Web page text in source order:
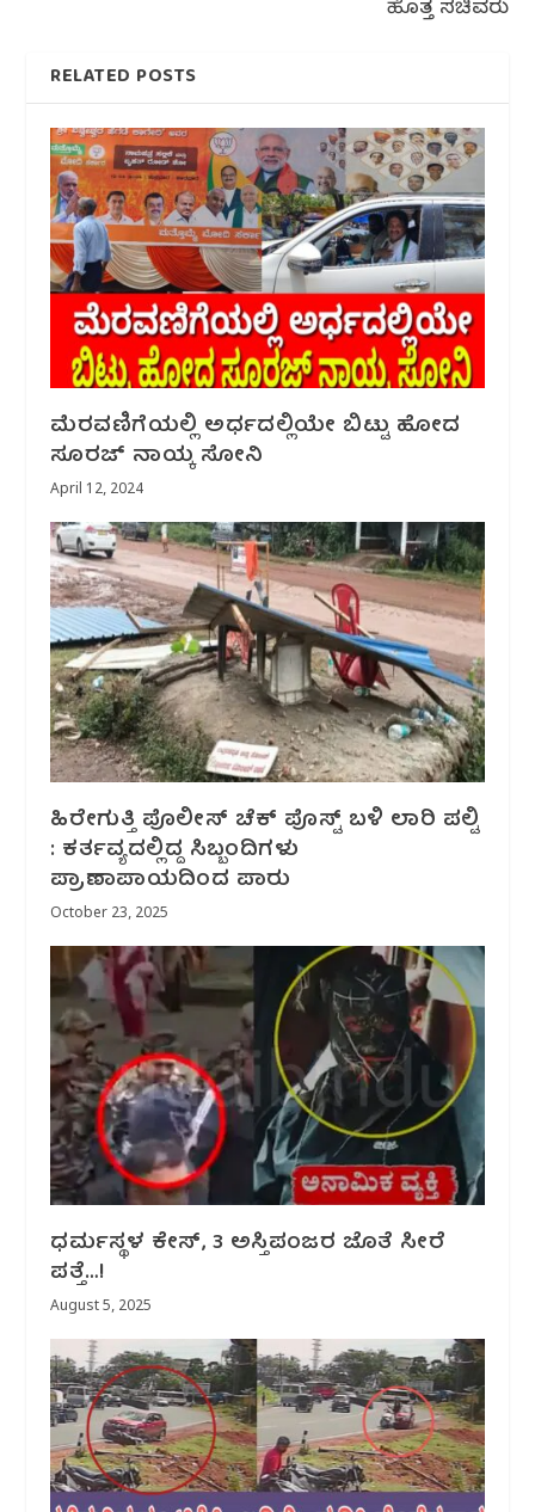
ಹೊತ್ತ ಸಚಿವರು
RELATED POSTS
ಮೆರವಣಿಗೆಯಲ್ಲಿ ಅರ್ಧದಲ್ಲಿಯೇ ಬಿಟ್ಟು ಹೋದ
ಸೂರಜ್ ನಾಯ್ಕ ಸೋನಿ
April 12, 2024
ಹಿರೇಗುತ್ತಿ ಪೊಲೀಸ್ ಚೆಕ್ ಪೊಸ್ಟ್ ಬಳಿ ಲಾರಿ ಪಲ್ಟಿ
: ಕರ್ತವ್ಯದಲ್ಲಿದ್ದ ಸಿಬ್ಬಂದಿಗಳು
ಪ್ರಾಣಾಪಾಯದಿಂದ ಪಾರು
October 23, 2025
ಧರ್ಮಸ್ಥಳ ಕೇಸ್, 3 ಅಸ್ತಿಪಂಜರ ಜೊತೆ ಸೀರೆ
ಪತ್ತೆ…!
August 5, 2025